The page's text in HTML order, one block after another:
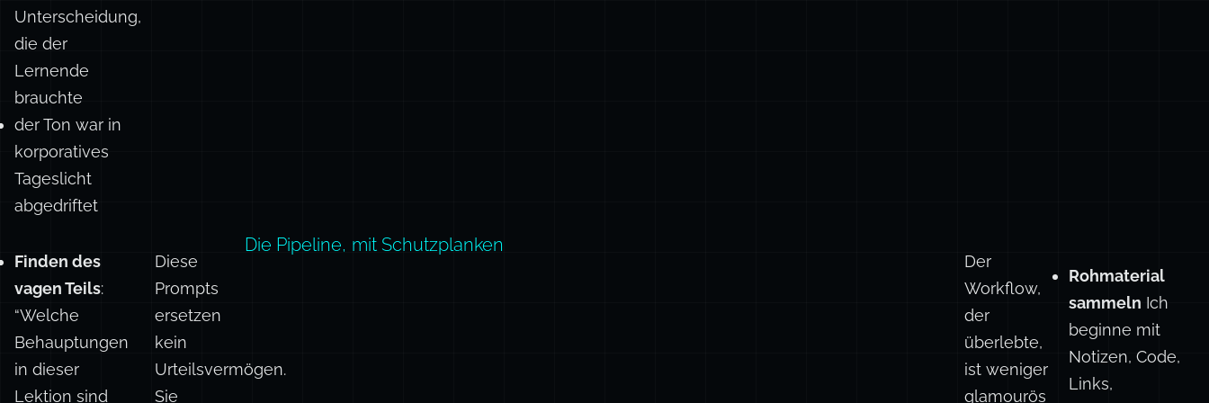
Unterscheidung,
die der
Lernende
brauchte
der Ton war in
korporatives
Tageslicht
abgedriftet
Finden des
vagen Teils:
“Welche
Behauptungen
in dieser
Lektion sind
Diese
Prompts
ersetzen
kein
Urteilsvermögen.
Sie
Die Pipeline, mit Schutzplanken
Der
Workflow,
der
überlebte,
ist weniger
glamourös
Rohmaterial
sammeln Ich
beginne mit
Notizen, Code,
Links,